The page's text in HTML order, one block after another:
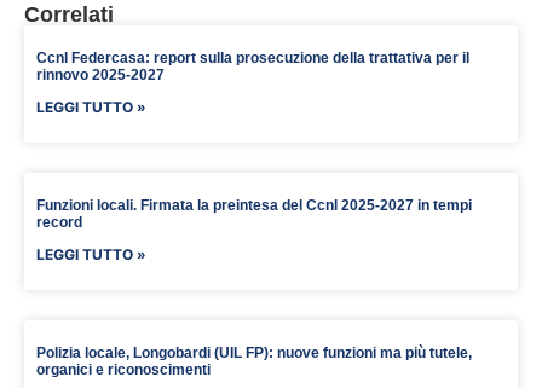
Correlati
Ccnl Federcasa: report sulla prosecuzione della trattativa per il
rinnovo 2025-2027
LEGGI TUTTO »
Funzioni locali. Firmata la preintesa del Ccnl 2025-2027 in tempi
record
LEGGI TUTTO »
Polizia locale, Longobardi (UIL FP): nuove funzioni ma più tutele,
organici e riconoscimenti